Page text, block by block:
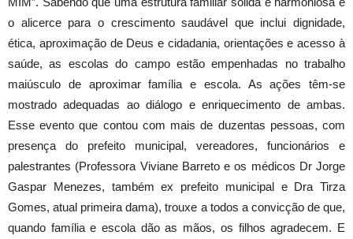
o alicerce para o crescimento saudável que inclui dignidade,
ética, aproximação de Deus e cidadania, orientações e acesso à
saúde, as escolas do campo estão empenhadas no trabalho
maiúsculo de aproximar família e escola. As ações têm-se
mostrado adequadas ao diálogo e enriquecimento de ambas.
Esse evento que contou com mais de duzentas pessoas, com
presença do prefeito municipal, vereadores, funcionários e
palestrantes (Professora Viviane Barreto e os médicos Dr Jorge
Gaspar Menezes, também ex prefeito municipal e Dra Tirza
Gomes, atual primeira dama), trouxe a todos a convicção de que,
quando família e escola dão as mãos, os filhos agradecem. E